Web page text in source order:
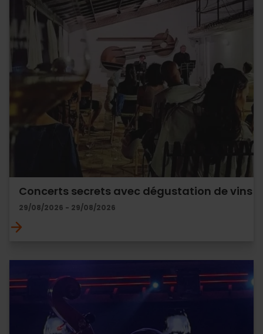
Concerts secrets avec dégustation de vins
29/08/2026 - 29/08/2026